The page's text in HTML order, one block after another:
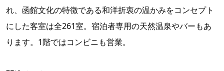
れ、函館文化の特徴である和洋折衷の温かみをコンセプト
にした客室は全261室。宿泊者専用の天然温泉やバーもあ
ります。1階ではコンビニも営業。